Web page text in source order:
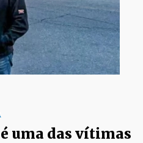
uma das vítimas